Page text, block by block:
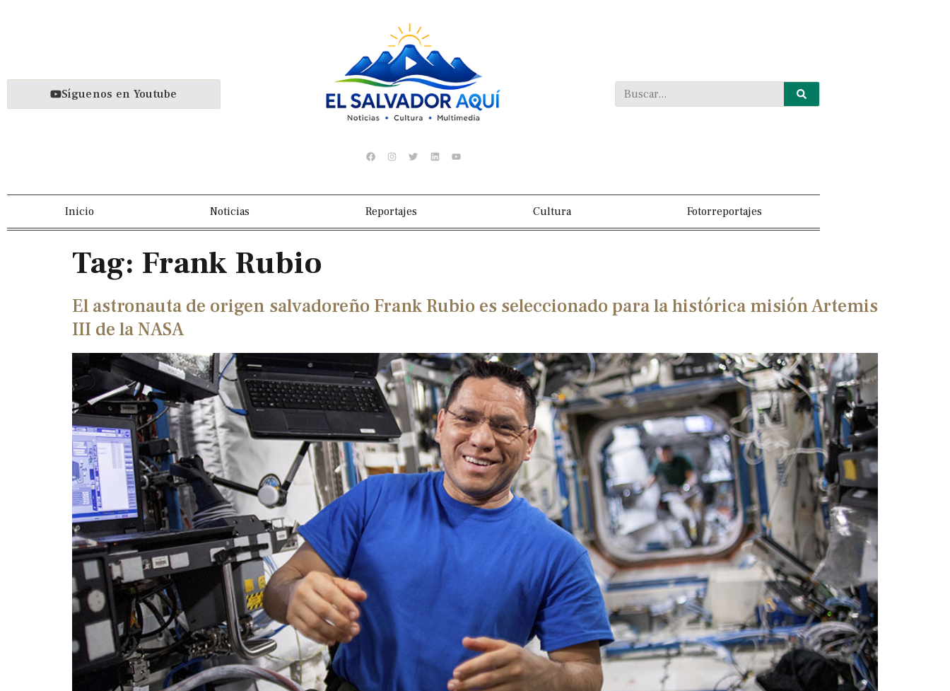
Síguenos en Youtube
Inicio Noticias Reportajes Cultura Fotorreportajes
Tag: Frank Rubio
El astronauta de origen salvadoreño Frank Rubio es seleccionado para la histórica misión Artemis
III de la NASA